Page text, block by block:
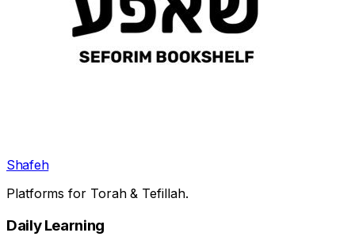
Shafeh
Platforms for Torah & Tefillah.
Daily Learning